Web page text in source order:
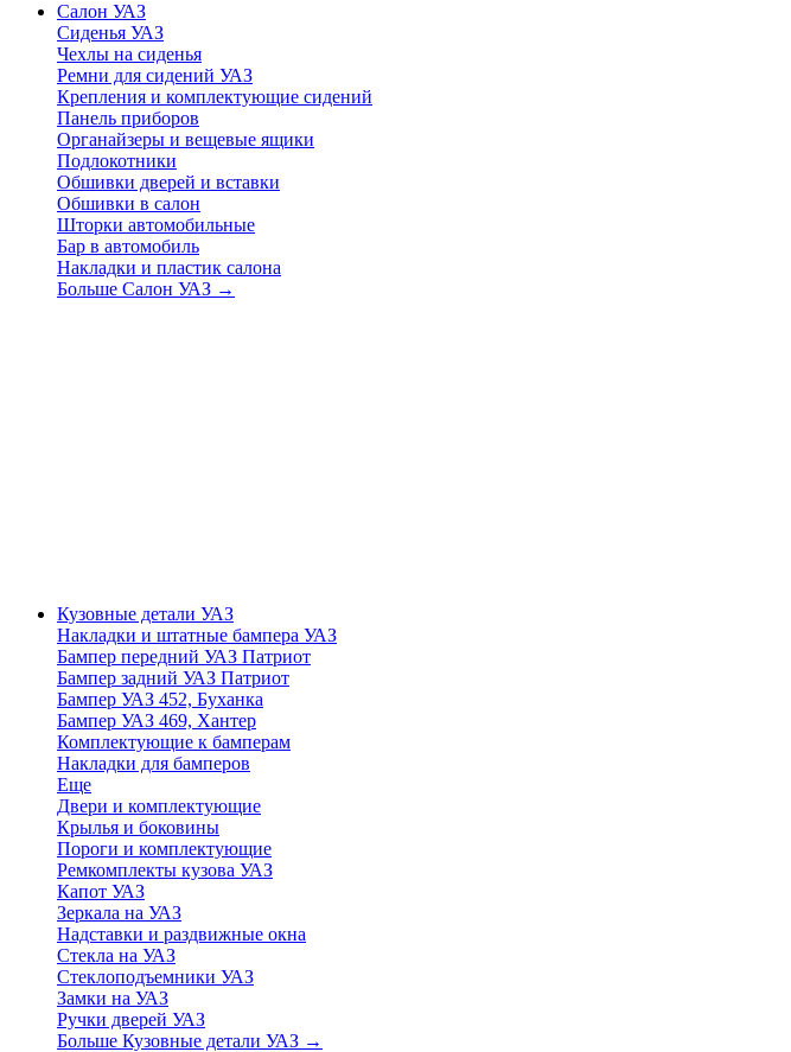
Салон УАЗ
Сиденья УАЗ
Чехлы на сиденья
Ремни для сидений УАЗ
Крепления и комплектующие сидений
Панель приборов
Органайзеры и вещевые ящики
Подлокотники
Обшивки дверей и вставки
Обшивки в салон
Шторки автомобильные
Бар в автомобиль
Накладки и пластик салона
Больше Салон УАЗ →
Кузовные детали УАЗ
Накладки и штатные бампера УАЗ
Бампер передний УАЗ Патриот
Бампер задний УАЗ Патриот
Бампер УАЗ 452, Буханка
Бампер УАЗ 469, Хантер
Комплектующие к бамперам
Накладки для бамперов
Еще
Двери и комплектующие
Крылья и боковины
Пороги и комплектующие
Ремкомплекты кузова УАЗ
Капот УАЗ
Зеркала на УАЗ
Надставки и раздвижные окна
Стекла на УАЗ
Стеклоподъемники УАЗ
Замки на УАЗ
Ручки дверей УАЗ
Больше Кузовные детали УАЗ →